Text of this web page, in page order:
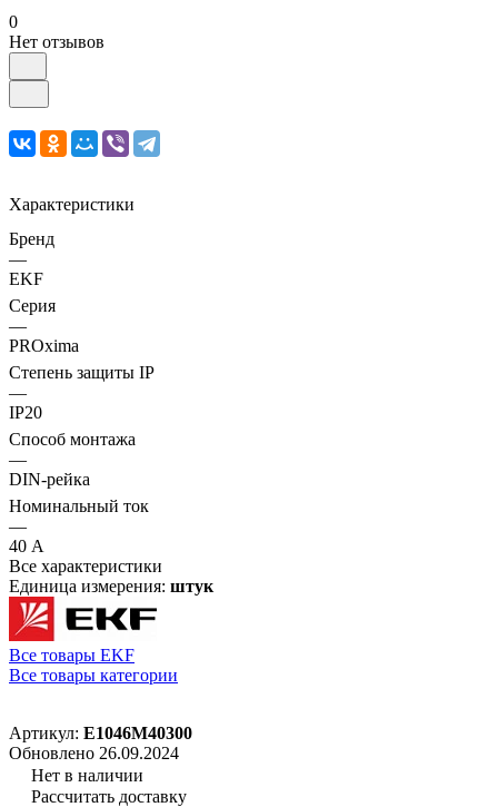
0
Нет отзывов
Характеристики
Бренд
—
EKF
Серия
—
PROxima
Степень защиты IP
—
IP20
Способ монтажа
—
DIN-рейка
Номинальный ток
—
40 А
Все характеристики
Единица измерения: штук
Все товары EKF
Все товары категории
Артикул: E1046M40300
Обновлено 26.09.2024
Нет в наличии
Рассчитать доставку